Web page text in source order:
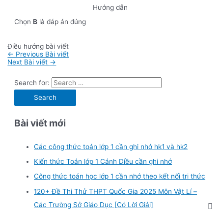
Hướng dẫn
ChọnB là đáp án đúng
Điều hướng bài viết
← Previous Bài viết
Next Bài viết →
Search for:
Bài viết mới
Các công thức toán lớp 1 cần ghi nhớ hk1 và hk2
Kiến thức Toán lớp 1 Cánh Diều cần ghi nhớ
Công thức toán học lớp 1 cần nhớ theo kết nối tri thức
120+ Đề Thi Thử THPT Quốc Gia 2025 Môn Vật Lí –
Các Trường Sở Giáo Dục [Có Lời Giải]